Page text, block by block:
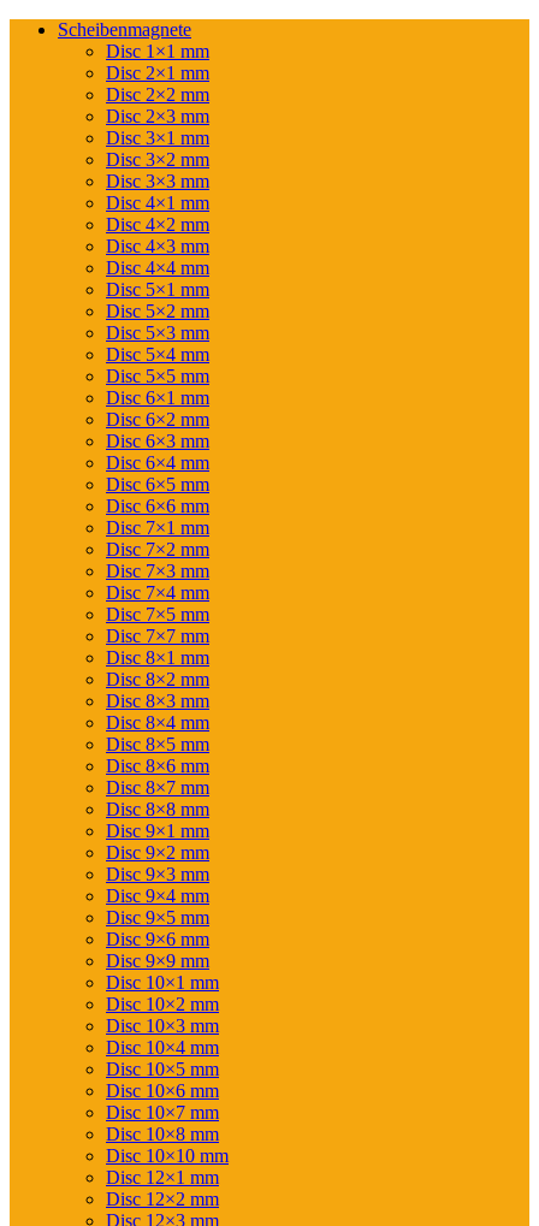
Scheibenmagnete
Disc 1×1 mm
Disc 2×1 mm
Disc 2×2 mm
Disc 2×3 mm
Disc 3×1 mm
Disc 3×2 mm
Disc 3×3 mm
Disc 4×1 mm
Disc 4×2 mm
Disc 4×3 mm
Disc 4×4 mm
Disc 5×1 mm
Disc 5×2 mm
Disc 5×3 mm
Disc 5×4 mm
Disc 5×5 mm
Disc 6×1 mm
Disc 6×2 mm
Disc 6×3 mm
Disc 6×4 mm
Disc 6×5 mm
Disc 6×6 mm
Disc 7×1 mm
Disc 7×2 mm
Disc 7×3 mm
Disc 7×4 mm
Disc 7×5 mm
Disc 7×7 mm
Disc 8×1 mm
Disc 8×2 mm
Disc 8×3 mm
Disc 8×4 mm
Disc 8×5 mm
Disc 8×6 mm
Disc 8×7 mm
Disc 8×8 mm
Disc 9×1 mm
Disc 9×2 mm
Disc 9×3 mm
Disc 9×4 mm
Disc 9×5 mm
Disc 9×6 mm
Disc 9×9 mm
Disc 10×1 mm
Disc 10×2 mm
Disc 10×3 mm
Disc 10×4 mm
Disc 10×5 mm
Disc 10×6 mm
Disc 10×7 mm
Disc 10×8 mm
Disc 10×10 mm
Disc 12×1 mm
Disc 12×2 mm
Disc 12×3 mm